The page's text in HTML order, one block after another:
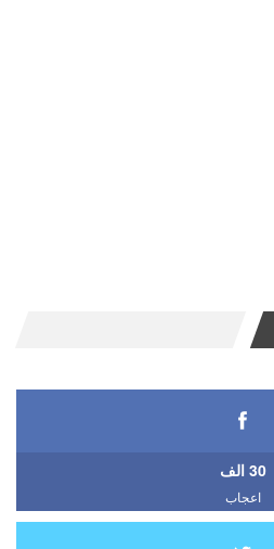
30 الف
اعجاب